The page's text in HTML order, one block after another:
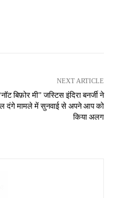
NEXT ARTICLE
बिफ़ोर मी” जस्टिस इंदिरा बनर्जी ने
दंगे मामले में सुनवाई से अपने आप को
किया अलग